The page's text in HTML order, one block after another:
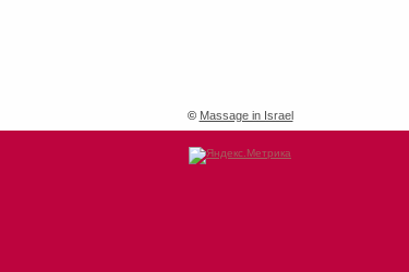
© Massage in Israel